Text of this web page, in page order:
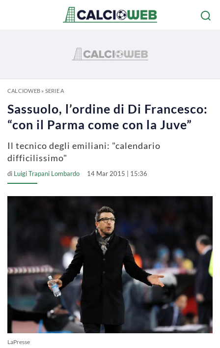
CALCIOWEB» SERIE A
Sassuolo, l’ordine di Di Francesco:
“con il Parma come con la Juve”
Il tecnico degli emiliani: "calendario
difficilissimo"
di Luigi Trapani Lombardo 14 Mar 2015 | 15:36
LaPresse